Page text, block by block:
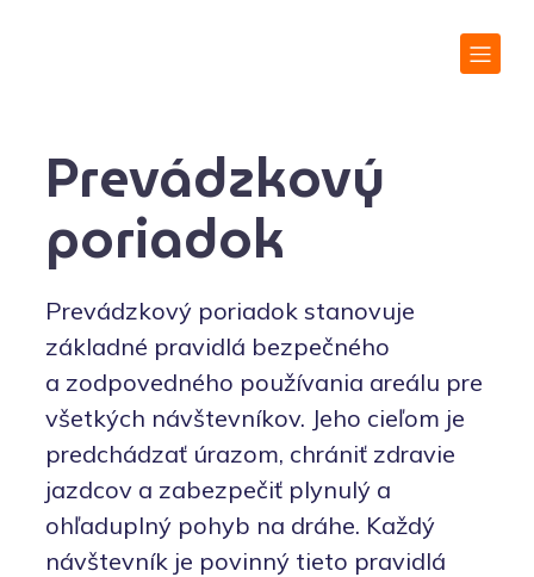
Prevádzkový
poriadok
Prevádzkový poriadok stanovuje
základné pravidlá bezpečného
a zodpovedného používania areálu pre
všetkých návštevníkov. Jeho cieľom je
predchádzať úrazom, chrániť zdravie
jazdcov a zabezpečiť plynulý a
ohľaduplný pohyb na dráhe. Každý
návštevník je povinný tieto pravidlá